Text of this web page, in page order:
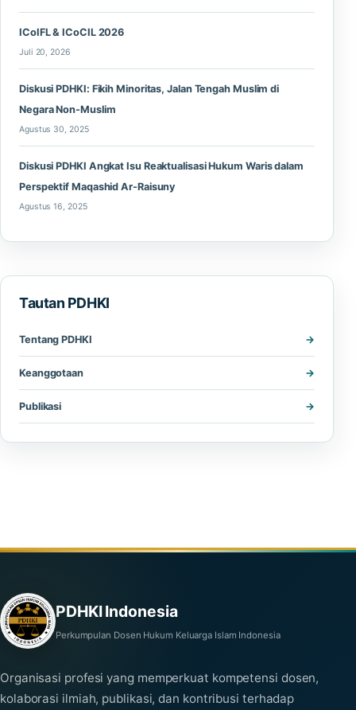
ICoIFL & ICoCIL 2026
Juli 20, 2026
Diskusi PDHKI: Fikih Minoritas, Jalan Tengah Muslim di
Negara Non-Muslim
Agustus 30, 2025
Diskusi PDHKI Angkat Isu Reaktualisasi Hukum Waris dalam
Perspektif Maqashid Ar-Raisuny
Agustus 16, 2025
Tautan PDHKI
Tentang PDHKI
Keanggotaan
Publikasi
PDHKI Indonesia
Perkumpulan Dosen Hukum Keluarga Islam Indonesia
Organisasi profesi yang memperkuat kompetensi dosen,
kolaborasi ilmiah, publikasi, dan kontribusi terhadap